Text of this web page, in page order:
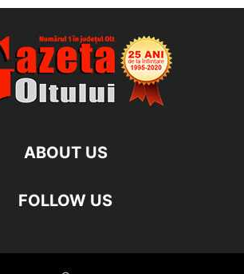
ABOUT US
FOLLOW US